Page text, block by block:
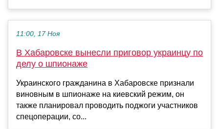
11:00, 17 Ноя
В Хабаровске вынесли приговор украинцу по
делу о шпионаже
Украинского гражданина в Хабаровске признали
виновным в шпионаже на киевский режим, он
также планировал проводить поджоги участников
спецоперации, со...